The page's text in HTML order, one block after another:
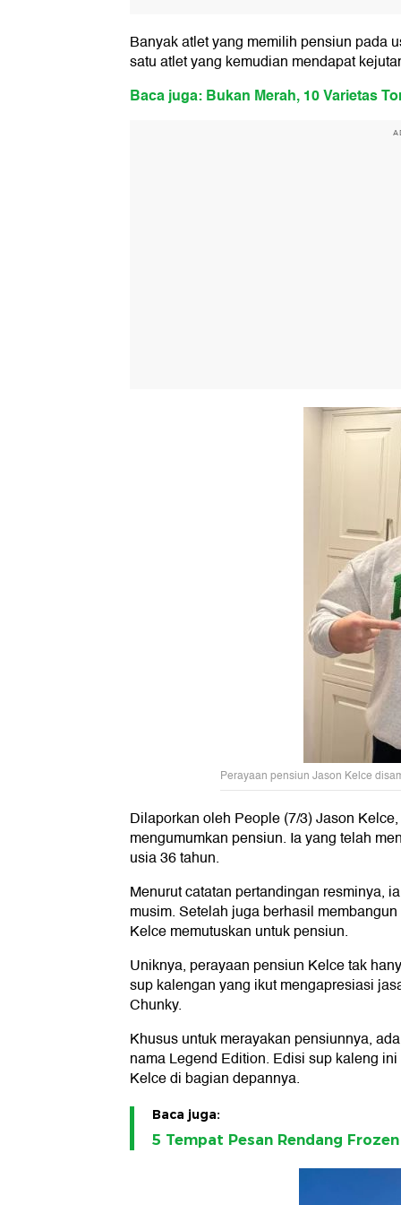
Banyak atlet yang memilih pensiun pada
satu atlet yang kemudian mendapat
Baca juga: Bukan Merah, 10 Varietas
Perayaan pensiun Jason Kelce
Dilaporkan oleh People (7/3) Jason
mengumumkan pensiun. Ia yang telah
usia 36 tahun.
Menurut catatan pertandingan resminya,
musim. Setelah juga berhasil
Kelce memutuskan untuk pensiun.
Uniknya, perayaan pensiun Kelce tak
sup kalengan yang ikut mengapresiasi
Chunky.
Khusus untuk merayakan pensiunnya,
nama Legend Edition. Edisi sup kaleng
Kelce di bagian depannya.
Baca juga:
5 Tempat Pesan Rendang